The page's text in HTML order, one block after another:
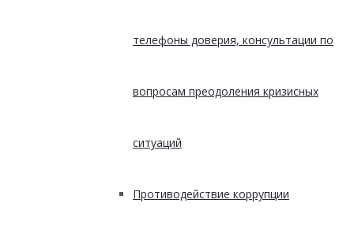
телефоны доверия, консультации по
вопросам преодоления кризисных
ситуаций
Противодействие коррупции